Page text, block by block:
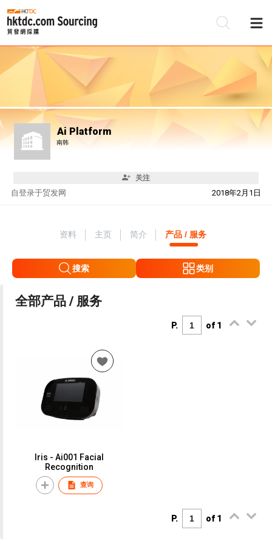
Ai Platform
南韩
关注
自 2018年2月1日
登录于贸发网
资料 主页 简介 产品 / 服务
搜索 类别
全部产品 / 服务
P. of 1
Iris - Ai001 Facial
Recognition
查询
P. of 1